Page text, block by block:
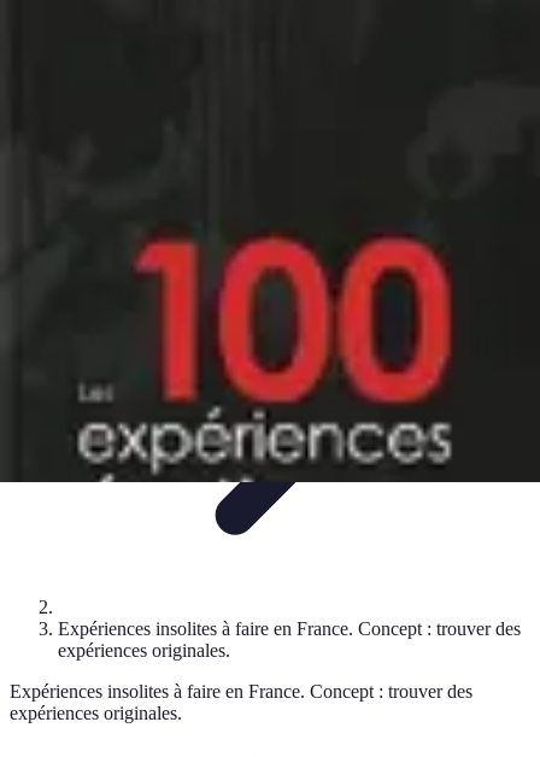
Expériences insolites à faire en France. Concept : trouver des
expériences originales.
Expériences insolites à faire en France. Concept : trouver des
expériences originales.